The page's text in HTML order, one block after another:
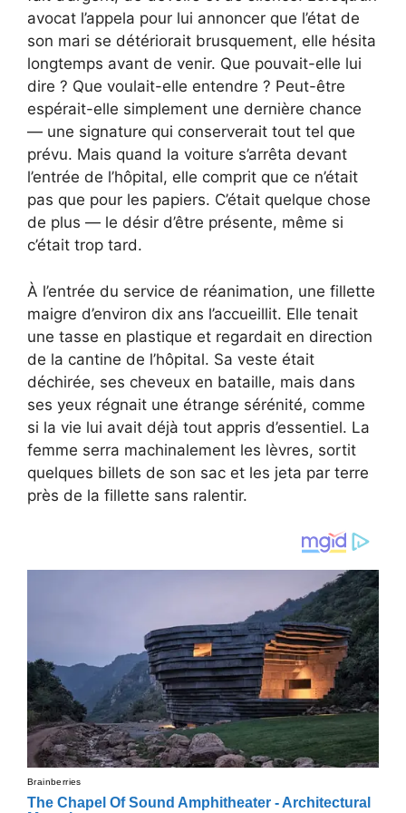
avocat l’appela pour lui annoncer que l’état de
son mari se détériorait brusquement, elle hésita
longtemps avant de venir. Que pouvait-elle lui
dire ? Que voulait-elle entendre ? Peut-être
espérait-elle simplement une dernière chance
— une signature qui conserverait tout tel que
prévu. Mais quand la voiture s’arrêta devant
l’entrée de l’hôpital, elle comprit que ce n’était
pas que pour les papiers. C’était quelque chose
de plus — le désir d’être présente, même si
c’était trop tard.
À l’entrée du service de réanimation, une fillette
maigre d’environ dix ans l’accueillit. Elle tenait
une tasse en plastique et regardait en direction
de la cantine de l’hôpital. Sa veste était
déchirée, ses cheveux en bataille, mais dans
ses yeux régnait une étrange sérénité, comme
si la vie lui avait déjà tout appris d’essentiel. La
femme serra machinalement les lèvres, sortit
quelques billets de son sac et les jeta par terre
près de la fillette sans ralentir.